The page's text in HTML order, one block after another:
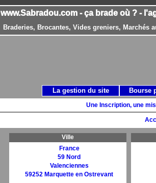
www.Sabradou.com - ça brade où ? -
Braderies, Brocantes, Vides greniers, Marchés
Une Inscription, une
Ville
France
59 Nord
Valenciennes
59252 Marquette en Ostrevant
La gestion du site Bourse